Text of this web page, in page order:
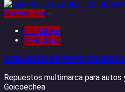
Goicoechea +
Guadalupe
SAN JOSÉ
ARG AUTO REPUESTOS
Repuestos multimarca para autos
Goicoechea